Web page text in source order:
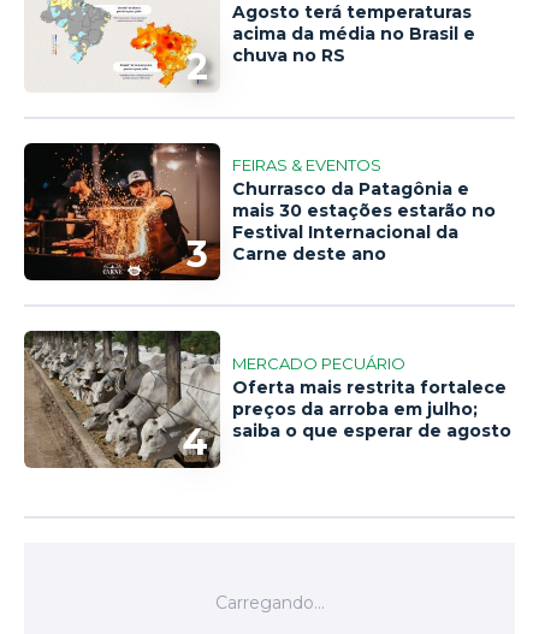
2
Agosto terá temperaturas
acima da média no Brasil e
chuva no RS
3
FEIRAS & EVENTOS
Churrasco da Patagônia e
mais 30 estações estarão no
Festival Internacional da
Carne deste ano
4
MERCADO PECUÁRIO
Oferta mais restrita fortalece
preços da arroba em julho;
saiba o que esperar de agosto